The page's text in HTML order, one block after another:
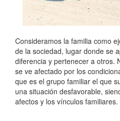
Consideramos la familia como
de la sociedad, lugar donde se
diferencia y pertenecer a otros.
se ve afectado por los
que es el grupo familiar el que
una situación desfavorable,
afectos y los vínculos familiares.